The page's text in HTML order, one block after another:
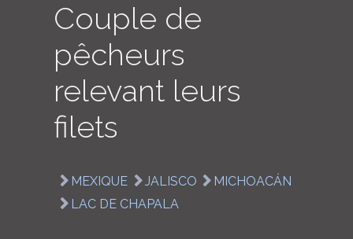
Couple de
pêcheurs
relevant leurs
filets
MEXIQUE JALISCO
MICHOACÁN
LAC DE CHAPALA